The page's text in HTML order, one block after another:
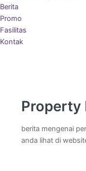
Berita
Promo
Fasilitas
Kontak
Property
berita mengenai
anda lihat di